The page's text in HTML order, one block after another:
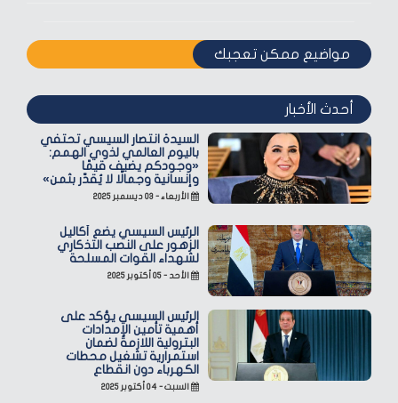
مواضيع ممكن تعجبك
أحدث الأخبار
السيدة انتصار السيسي تحتفي
باليوم العالمي لذوي الهمم:
«وجودكم يضيف قيمًا
وإنسانية وجمالًا لا يُقدّر بثمن»
الأربعاء - ٠٣ ديسمبر ٢٠٢٥
الرئيس السيسي يضع أكاليل
الزهور على النصب التذكاري
لشهداء القوات المسلحة
الأحد - ٠٥ أكتوبر ٢٠٢٥
الرئيس السيسي يؤكد على
أهمية تأمين الإمدادات
البترولية اللازمة لضمان
استمرارية تشغيل محطات
الكهرباء دون انقطاع
السبت - ٠٤ أكتوبر ٢٠٢٥